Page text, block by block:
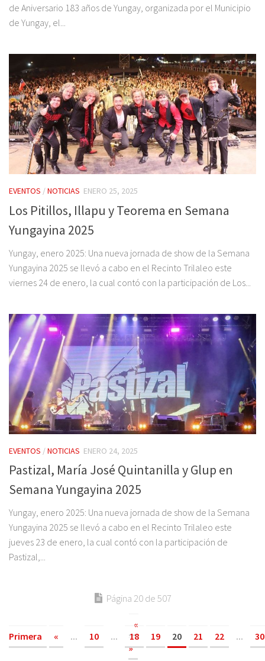
de Aniversario 183 años de Yungay, organizada por el Municipio
de Yungay, el...
EVENTOS /NOTICIAS ENERO 25, 2025
Los Pitillos, Illapu y Teorema en Semana
Yungayina 2025
Yungay, enero 2025: Una nueva jornada de show de la Semana
Yungayina 2025 se llevó a cabo en el Recinto Trilaleo este
viernes 24 de enero, la cual contó con la participación de Los...
EVENTOS /NOTICIAS ENERO 24, 2025
Pastizal, María José Quintanilla y Glup en
Semana Yungayina 2025
Yungay, enero 2025: Una nueva jornada de show de la Semana
Yungayina 2025 se llevó a cabo en el Recinto Trilaleo este
jueves 23 de enero, la cual contó con la participación de
Pastizal,...
Página 20 de 507
«
Primera
« ... 10 ... 18 19 20 21 22 ...
30
»